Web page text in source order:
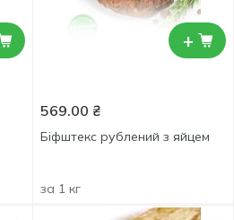
+
569.00 ₴
Біфштекс рублений з яйцем
за 1 кг